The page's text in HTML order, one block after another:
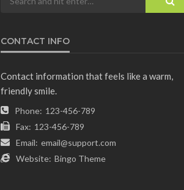
CONTACT INFO
Contact information that feels like a warm,
friendly smile.
Phone: 123-456-789
Fax: 123-456-789
Email: email@support.com
Website: Bingo Theme